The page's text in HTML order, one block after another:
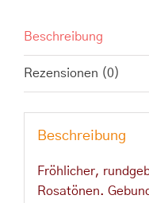
Beschreibung
Rezensionen (0)
Beschreibung
Fröhlicher,
Rosatönen.